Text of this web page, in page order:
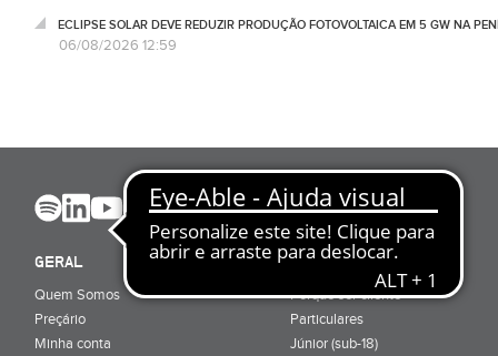
ECLIPSE SOLAR DEVE REDUZIR PRODUÇÃO FOTOVOLTAICA EM 5 GW NA
06/08/2026 12:59
GERAL
Quem Somos
Preçário
Minha conta
ABRIR CONTA
Porquê ser cliente
Particulares
Júnior (sub-18)